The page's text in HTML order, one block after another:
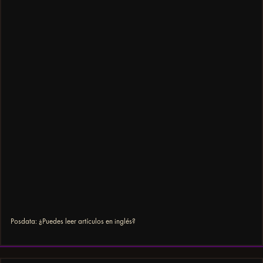
Posdata: ¿Puedes leer artículos en inglés?